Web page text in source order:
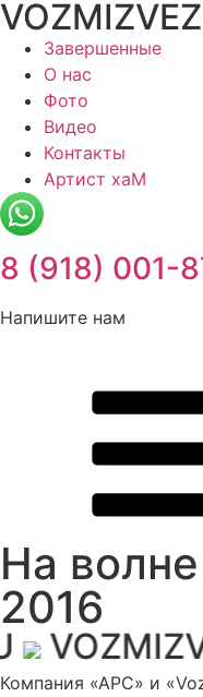
Перейти
содержимому
Завершенные
О нас
Фото
Видео
Контакты
Артист хаМ
8 (918) 001-
Напишите нам
На
2016
Компания «АРС» и